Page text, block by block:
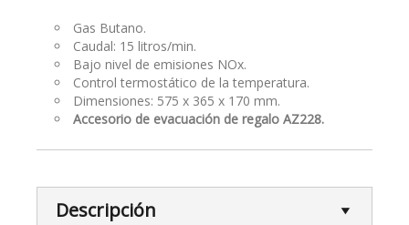
Gas Butano.
Caudal: 15 litros/min.
Bajo nivel de emisiones NOx.
Control termostático de la temperatura.
Dimensiones: 575 x 365 x 170 mm.
Accesorio de evacuación de regalo AZ228.
Descripción